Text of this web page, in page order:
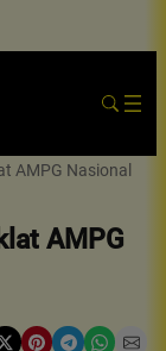
AMPG Nasional
AMPG
Share on X Share on Pinterest Share on Telegram Share on WhatsApp Share on Email